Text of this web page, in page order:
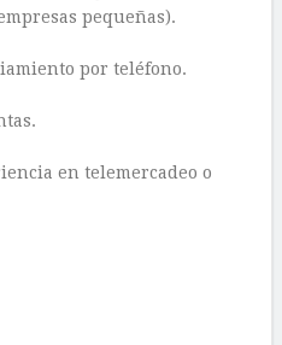
pequeñas).
por teléfono.
en telemercadeo o